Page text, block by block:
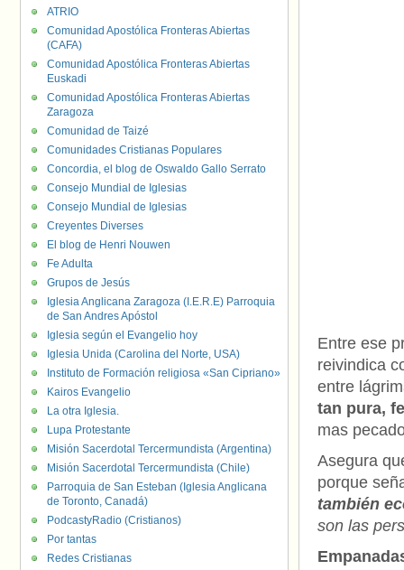
Entre ese
reivindica
entre
tan pura,
mas
Asegura
porque
también
son las
ATRIO
Comunidad Apostólica Fronteras Abiertas
(CAFA)
Comunidad Apostólica Fronteras Abiertas
Euskadi
Comunidad Apostólica Fronteras Abiertas
Zaragoza
Comunidad de Taizé
Comunidades Cristianas Populares
Concordia, el blog de Oswaldo Gallo Serrato
Consejo Mundial de Iglesias
Consejo Mundial de Iglesias
Creyentes Diverses
El blog de Henri Nouwen
Fe Adulta
Grupos de Jesús
Iglesia Anglicana Zaragoza (I.E.R.E) Parroquia
de San Andres Apóstol
Iglesia según el Evangelio hoy
Iglesia Unida (Carolina del Norte, USA)
Instituto de Formación religiosa «San Cipriano»
Kairos Evangelio
La otra Iglesia.
Lupa Protestante
Misión Sacerdotal Tercermundista (Argentina)
Misión Sacerdotal Tercermundista (Chile)
Parroquia de San Esteban (Iglesia Anglicana
de Toronto, Canadá)
PodcastyRadio (Cristianos)
Por tantas
Redes Cristianas